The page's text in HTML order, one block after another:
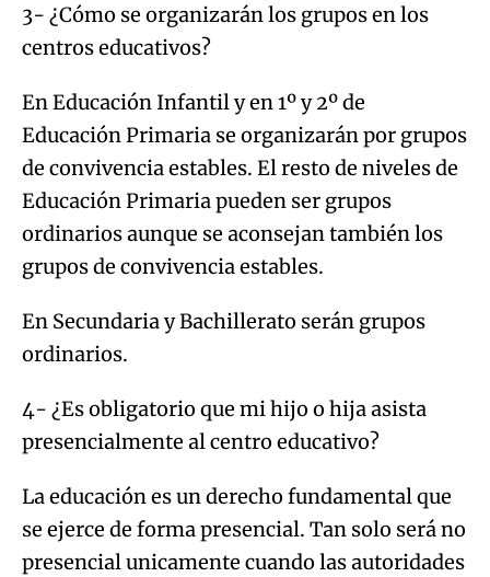
3- ¿Cómo se organizarán los grupos en los
centros educativos?
En Educación Infantil y en 1º y 2º de
Educación Primaria se organizarán por grupos
de convivencia estables. El resto de niveles de
Educación Primaria pueden ser grupos
ordinarios aunque se aconsejan también los
grupos de convivencia estables.
En Secundaria y Bachillerato serán grupos
ordinarios.
4- ¿Es obligatorio que mi hijo o hija asista
presencialmente al centro educativo?
La educación es un derecho fundamental que
se ejerce de forma presencial. Tan solo será no
presencial unicamente cuando las autoridades